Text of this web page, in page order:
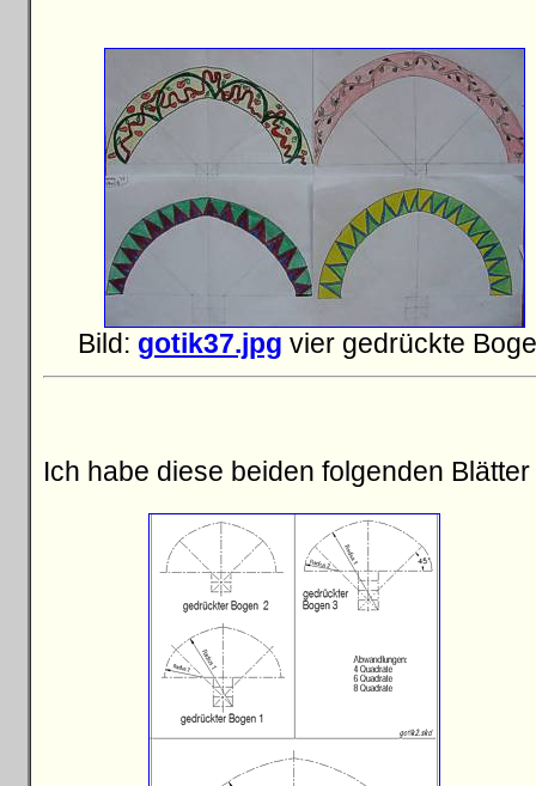
Bild: gotik37.jpg vier gedrückte
Ich habe diese beiden folgenden